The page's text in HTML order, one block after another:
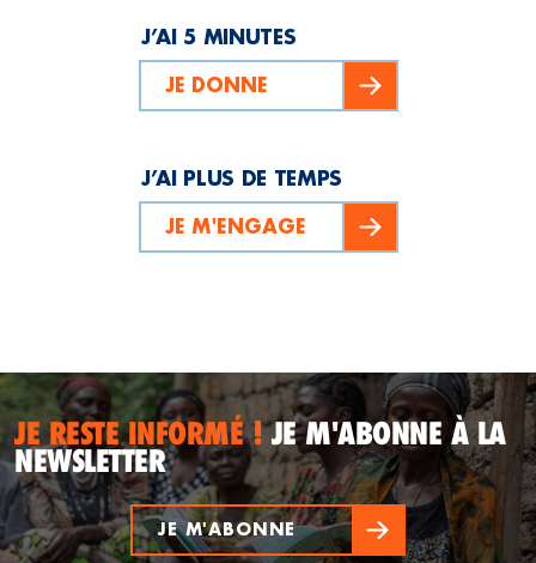
J’AI 5 MINUTES
JE DONNE
J’AI PLUS DE TEMPS
JE M'ENGAGE
JE RESTE INFORMÉ !JE M'ABONNE À LA
NEWSLETTER
JE M'ABONNE